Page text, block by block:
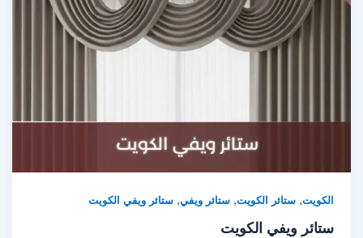
الكويت,ستائر الكويت,ستائر ويفي,ستائر ويفي الكويت
ستائر ويفي الكويت